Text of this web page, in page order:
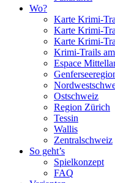
Wo?
Karte Krimi-
Karte Krimi-
Karte Krimi-
Krimi-Trails
Espace
Ostschweiz
Region Zürich
Tessin
Wallis
Zentralschweiz
So geht’s
Spielkonzept
FAQ